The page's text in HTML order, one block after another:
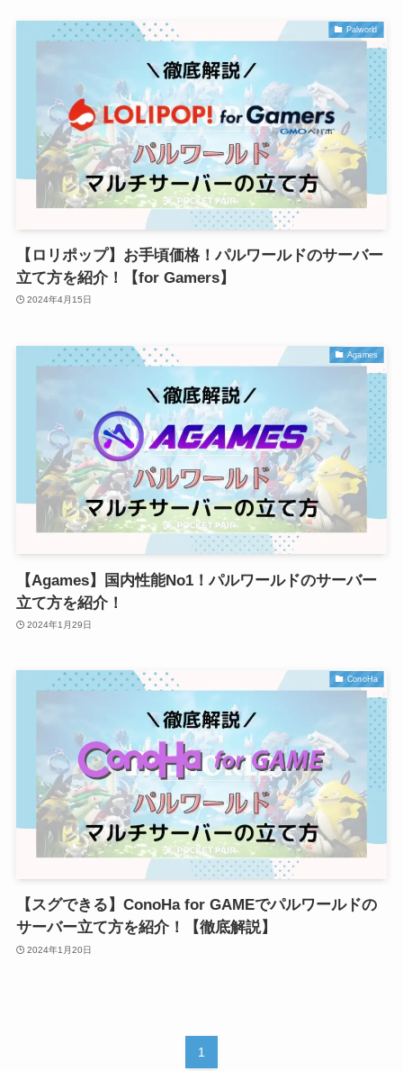
Palworld
【ロリポップ】お手頃価格！パルワールドのサーバー
立て方を紹介！【for Gamers】
2024年4月15日
Agames
【Agames】国内性能No1！パルワールドのサーバー
立て方を紹介！
2024年1月29日
ConoHa
【スグできる】ConoHa for GAMEでパルワールドの
サーバー立て方を紹介！【徹底解説】
2024年1月20日
1